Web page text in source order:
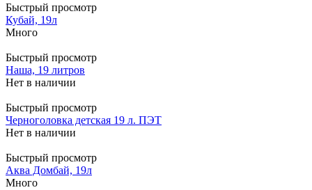
Быстрый просмотр
Кубай, 19л
Много
Быстрый просмотр
Наша, 19 литров
Нет в наличии
Быстрый просмотр
Черноголовка детская 19 л. ПЭТ
Нет в наличии
Быстрый просмотр
Аква Домбай, 19л
Много